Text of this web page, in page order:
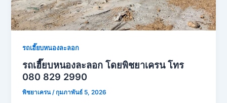
รถเฮี๊ยบหนองละลอก
รถเฮี๊ยบหนองละลอก โดยพิชยาเครน โทร
080 829 2990
พิชยาเครน/กุมภาพันธ์ 5, 2026